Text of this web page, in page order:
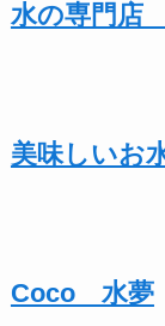
水の専門店
美味しいお
Coco 水夢